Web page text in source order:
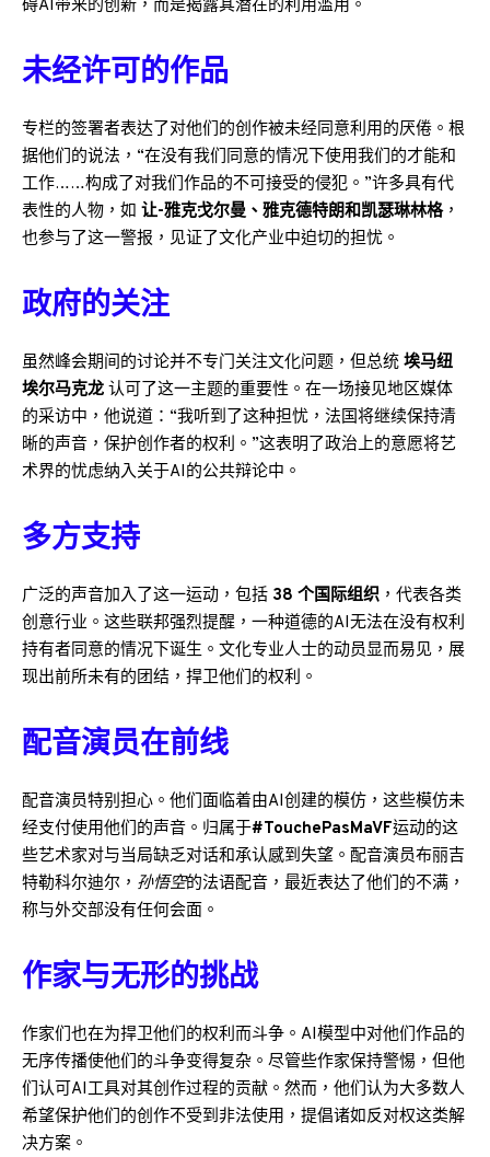
碍AI带来的创新，而是揭露其潜在的利用滥用。
未经许可的作品
专栏的签署者表达了对他们的创作被未经同意利用的厌倦。根
据他们的说法，“在没有我们同意的情况下使用我们的才能和
工作……构成了对我们作品的不可接受的侵犯。”许多具有代
表性的人物，如 让-雅克·戈尔曼、雅克·德特朗和凯瑟琳·林格，
也参与了这一警报，见证了文化产业中迫切的担忧。
政府的关注
虽然峰会期间的讨论并不专门关注文化问题，但总统 埃马纽
埃尔·马克龙 认可了这一主题的重要性。在一场接见地区媒体
的采访中，他说道：“我听到了这种担忧，法国将继续保持清
晰的声音，保护创作者的权利。”这表明了政治上的意愿将艺
术界的忧虑纳入关于AI的公共辩论中。
多方支持
广泛的声音加入了这一运动，包括 38 个国际组织 ，代表各类
创意行业。这些联邦强烈提醒，一种道德的AI无法在没有权利
持有者同意的情况下诞生。文化专业人士的动员显而易见，展
现出前所未有的团结，捍卫他们的权利。
配音演员在前线
配音演员特别担心。他们面临着由AI创建的模仿，这些模仿未
经支付使用他们的声音。归属于#TouchePasMaVF运动的这
些艺术家对与当局缺乏对话和承认感到失望。配音演员布丽吉
特·勒科尔迪尔， 孙悟空的法语配音，最近表达了他们的不满，
称与外交部没有任何会面。
作家与无形的挑战
作家们也在为捍卫他们的权利而斗争。AI模型中对他们作品的
无序传播使他们的斗争变得复杂。尽管些作家保持警惕，但他
们认可AI工具对其创作过程的贡献。然而，他们认为大多数人
希望保护他们的创作不受到非法使用，提倡诸如反对权这类解
决方案。